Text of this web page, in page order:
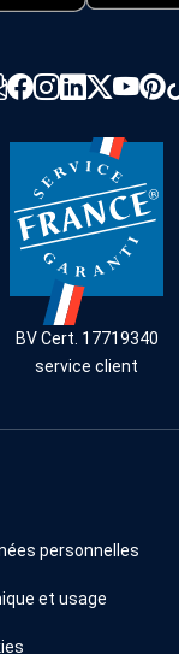
BV Cert. 17719340
service client
personnelles
et usage